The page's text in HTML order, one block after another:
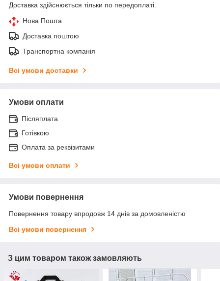
Доставка здійснюється тільки по передоплаті.
Нова Пошта
Доставка поштою
Транспортна компанія
Всі умови доставки
Умови оплати
Післяплата
Готівкою
Оплата за реквізитами
Всі умови оплати
Умови повернення
Повернення товару впродовж 14 днів за домовленістю
Всі умови повернення
З цим товаром також замовляють